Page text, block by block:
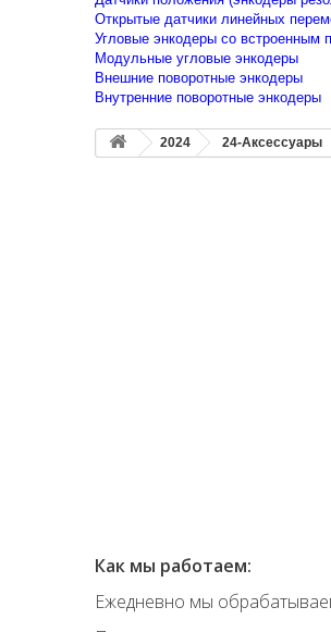
Открытые датчики линейных
Угловые энкодеры со встроенным
Модульные угловые энкодеры
Внешние поворотные энкодеры
Внутренние поворотные энкодеры
2024 24-Аксессуары
Как мы работаем:
Ежедневно мы